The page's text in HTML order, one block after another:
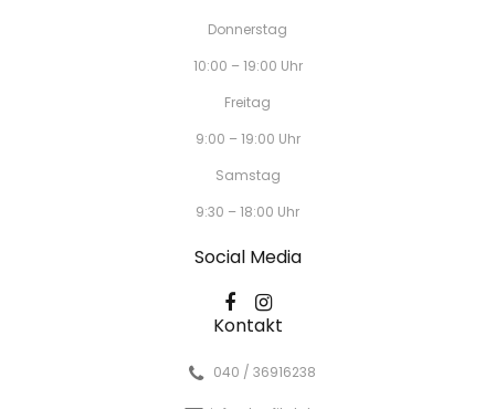
Donnerstag
10:00 – 19:00 Uhr
Freitag
9:00 – 19:00 Uhr
Samstag
9:30 – 18:00 Uhr
Social Media
Kontakt
040 / 36916238